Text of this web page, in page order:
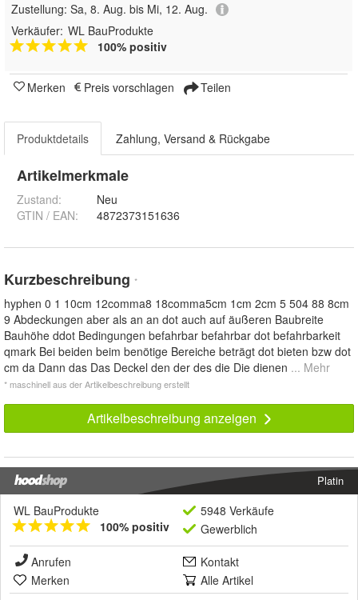
Zustellung: Sa, 8. Aug. bis Mi, 12. Aug.
Verkäufer: WL BauProdukte
100% positiv
Merken Preis vorschlagen Teilen
Produktdetails Zahlung, Versand & Rückgabe
Artikelmerkmale
Zustand:
Neu
GTIN / EAN:
4872373151636
Kurzbeschreibung *
hyphen 0 1 10cm 12comma8 18comma5cm 1cm 2cm 5 504 88 8cm
9 Abdeckungen aber als an an dot auch auf äußeren Baubreite
Bauhöhe ddot Bedingungen befahrbar befahrbar dot befahrbarkeit
qmark Bei beiden beim benötige Bereiche beträgt dot bieten bzw dot
cm da Dann das Das Deckel den der des die Die dienen ... Mehr
* maschinell aus der Artikelbeschreibung erstellt
Artikelbeschreibung anzeigen
Platin
WL BauProdukte
100% positiv
5948 Verkäufe
Gewerblich
Anrufen
Kontakt
Merken
Alle Artikel